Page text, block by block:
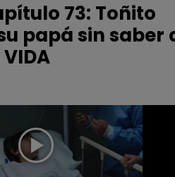
73: Toñito
papá sin saber
VIDA